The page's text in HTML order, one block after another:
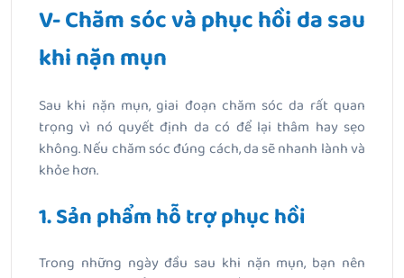
V- Chăm sóc và phục hồi da sau
khi nặn mụn
Sau khi nặn mụn, giai đoạn chăm sóc da rất quan
trọng vì nó quyết định da có để lại thâm hay sẹo
không. Nếu chăm sóc đúng cách, da sẽ nhanh lành và
khỏe hơn.
1. Sản phẩm hỗ trợ phục hồi
Trong những ngày đầu sau khi nặn mụn, bạn nên